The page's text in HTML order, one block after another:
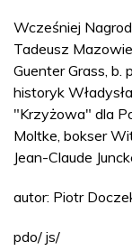
Wcześniej
Tadeusz
Guenter Grass, b.
historyk
"Krzyżowa" dla
Moltke, bokser
Jean-Claude
autor: Piotr
pdo/ js/